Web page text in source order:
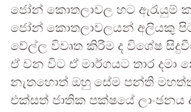
ජෝන් කොතලාවල හට ඇරැයුම්
ජෝන් කොතලාවලයන් අලියකු
වේල්ල විවෘත කිරීම ද විශේෂ
ඒ වන විට ඒ මාර්ගයට තාර දමා
නැතහොත් ඔහු සේම පන්ති
එක්සත් ජාතික පක්ෂයේ ලාංඡනය